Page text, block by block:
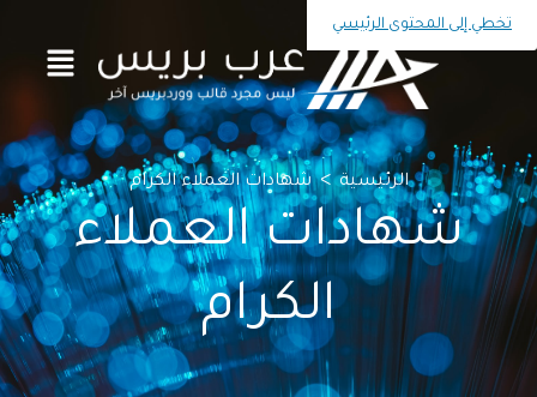
تخطي إلى المحتوى الرئيسي
الرئيسية > شهادات العملاء الكرام
شهادات العملاء
الكرام